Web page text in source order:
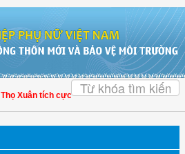
Xuân tích cực góp phần nâng cao tỷ lệ người